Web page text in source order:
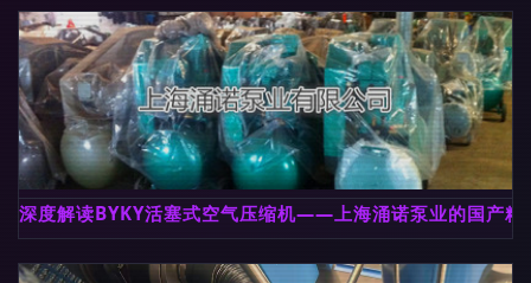
深度解读BYKY活塞式空气压缩机——上海涌诺泵业的国产精